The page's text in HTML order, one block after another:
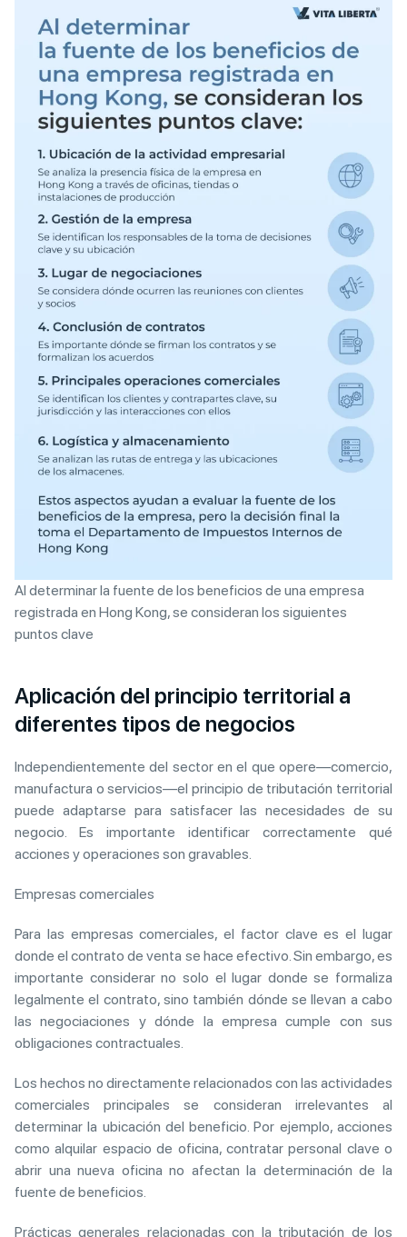
Al determinar la fuente de los beneficios de una empresa
registrada en Hong Kong, se consideran los siguientes
puntos clave
Aplicación del principio territorial a
diferentes tipos de negocios
Independientemente del sector en el que opere—comercio,
manufactura o servicios—el principio de tributación territorial
puede adaptarse para satisfacer las necesidades de su
negocio. Es importante identificar correctamente qué
acciones y operaciones son gravables.
Empresas comerciales
Para las empresas comerciales, el factor clave es el lugar
donde el contrato de venta se hace efectivo. Sin embargo, es
importante considerar no solo el lugar donde se formaliza
legalmente el contrato, sino también dónde se llevan a cabo
las negociaciones y dónde la empresa cumple con sus
obligaciones contractuales.
Los hechos no directamente relacionados con las actividades
comerciales principales se consideran irrelevantes al
determinar la ubicación del beneficio. Por ejemplo, acciones
como alquilar espacio de oficina, contratar personal clave o
abrir una nueva oficina no afectan la determinación de la
fuente de beneficios.
Prácticas generales relacionadas con la tributación de los